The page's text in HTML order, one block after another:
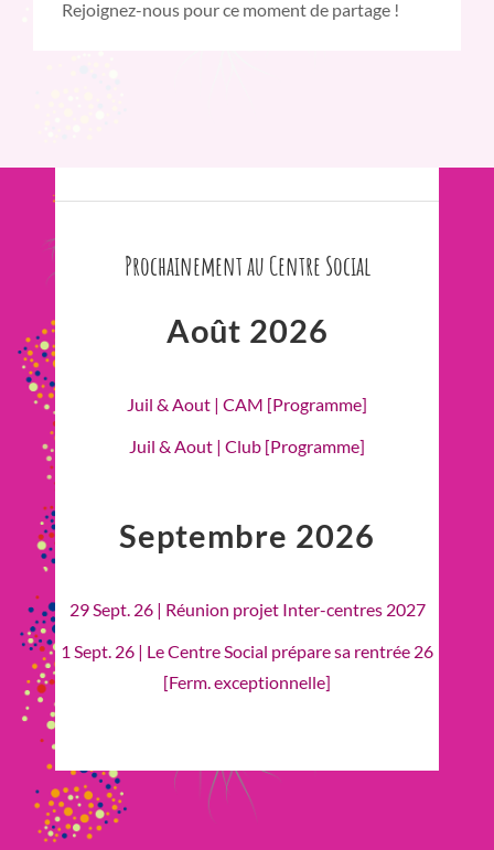
Rejoignez-nous pour ce moment de partage !
Prochainement au Centre Social
Août 2026
Juil & Aout | CAM [Programme]
Juil & Aout | Club [Programme]
Septembre 2026
29 Sept. 26 | Réunion projet Inter-centres 2027
1 Sept. 26 | Le Centre Social prépare sa rentrée 26
[Ferm. exceptionnelle]